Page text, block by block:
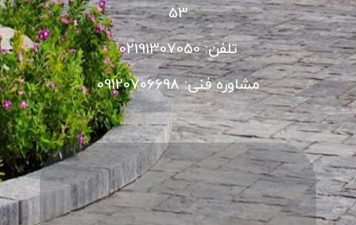
53
تلفن: 02191307050
مشاوره فنی: 09120706698